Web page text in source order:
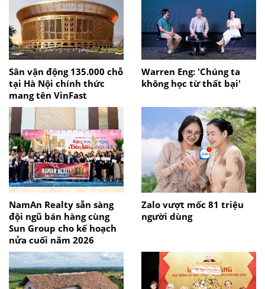
Sân vận động 135.000 chỗ
tại Hà Nội chính thức
mang tên VinFast
Warren Eng: 'Chúng ta
không học từ thất bại'
NamAn Realty sẵn sàng
đội ngũ bán hàng cùng
Sun Group cho kế hoạch
nửa cuối năm 2026
Zalo vượt mốc 81 triệu
người dùng